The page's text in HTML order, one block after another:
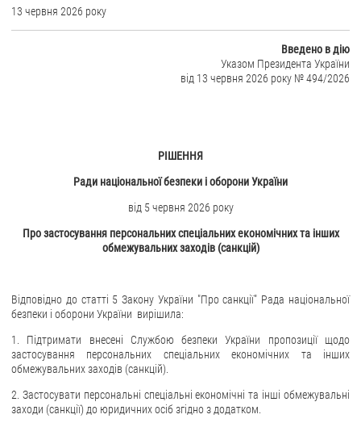
ДОСТУП ДО ПУБЛІЧНОЇ ІНФОРМАЦІЇ
13 червня 2026 року
Введено в дію
Указом Президента України
від 13 червня 2026 року № 494/2026
РІШЕННЯ
Ради національної безпеки і оборони України
від 5 червня 2026 року
Про застосування персональних спеціальних економічних та інших
обмежувальних заходів (санкцій)
Відповідно до статті 5 Закону України "Про санкції" Рада національної
безпеки і оборони України вирішила:
1. Підтримати внесені Службою безпеки України пропозиції щодо
застосування персональних спеціальних економічних та інших
обмежувальних заходів (санкцій).
2. Застосувати персональні спеціальні економічні та інші обмежувальні
заходи (санкції) до юридичних осіб згідно з додатком.